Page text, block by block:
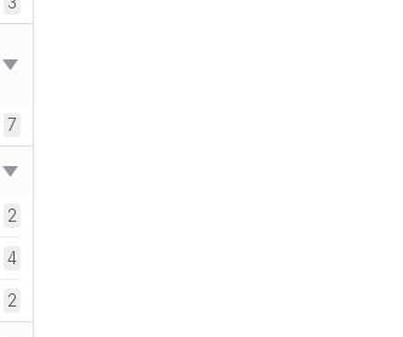
7
2
4
2